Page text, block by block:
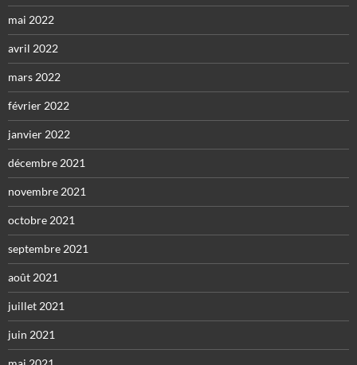
mai 2022
avril 2022
mars 2022
février 2022
janvier 2022
décembre 2021
novembre 2021
octobre 2021
septembre 2021
août 2021
juillet 2021
juin 2021